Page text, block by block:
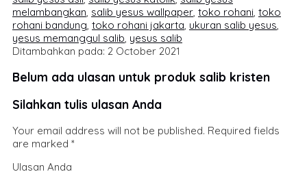
melambangkan, salib yesus wallpaper, toko rohani, toko
rohani bandung, toko rohani jakarta, ukuran salib yesus,
yesus memanggul salib, yesus salib
Ditambahkan pada: 2 October 2021
Belum ada ulasan untuk produk salib kristen
Silahkan tulis ulasan Anda
Your email address will not be published. Required fields
are marked *
Ulasan Anda